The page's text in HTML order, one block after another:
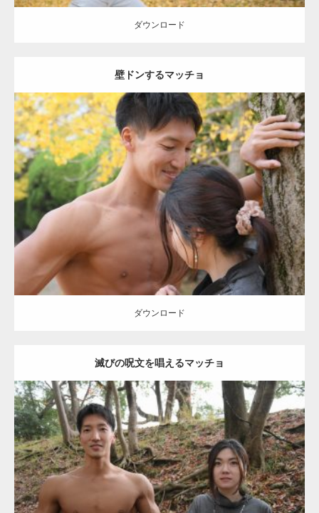
ダウンロード
壁ドンするマッチョ
Update: 2021.07.8
Category:公園のマッチョ その他 AKIHITO(細マッチョ) 大胸筋 肩 腹
筋
ダウンロード
滅びの呪文を唱えるマッチョ
Update:2021.07.8
Category:公園のマッチョ その他 AKIHITO(細マッチョ) 大胸筋 腹筋
ダウンロード
【YouTube】マッチョフリー素材メンバーが
ギネス世界記録…
【TV】TBS番組「ひるおび」にてマッスルプ
ラスが紹介されま…
TOKYO FMラジオ番組「ONE MORNING」
で紹介さ…